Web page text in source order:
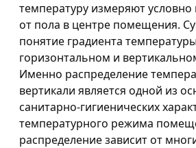
температуру измеряют условно
от пола в центре помещения.
понятие градиента
горизонтальном и
Именно распределение
вертикали является одной из
санитарно-гигиенических
температурного режима
распределение зависит от